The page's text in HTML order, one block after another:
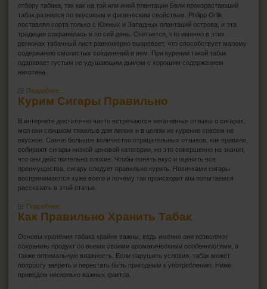
отбору табака, так как на той или иной плантации Бали произрастающий
табак разнился по вкусовым и физическим свойствам. Philipp Orlik
поставлял сорта только с Южных и Западных плантаций острова, и эта
традиция сохранилась и по сей день. Считается, что именно в этих
регионах табачный лист равномерно вызревает, что способствует малому
содержанию смолистых соединений в нем. При курении такой табак
одаривает густым не удушающим дымом с хорошим содержанием
никотина.
Подробнее...
Курим Сигары Правильно
В интернете достаточно часто встречаются негативные отзывы о сигарах,
мол они слишком тяжелые для легких и в целом их курение совсем не
вкусное. Самое большое количество отрицательных отзывов, как правило,
собирают сигары низкой ценовой категории, но это совершенно не значит,
что они действительно плохие. Чтобы понять вкус и оценить все
преимущества, сигару следует правильно курить. Новичками сигары
воспринимаются хуже всего и почему так происходит мы попытаемся
рассказать в этой статье.
Подробнее...
Как Правильно Хранить Табак
Основы хранения табака крайне важны, ведь именно они позволяют
сохранить продукт со всеми своими ароматическими особенностями, а
также оптимальную влажность. Если нарушить условия, табак может
попросту запреть и перестать быть пригодным к употреблению. Ниже
приведем несколько важных фактов.